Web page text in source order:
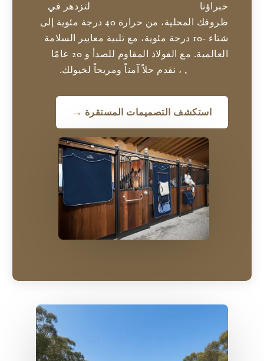
خبراؤنا تصميم اسطبلات مخصصة
لتزدهر في
ظروفك المحلية، من حرارة 40 درجة مئوية إلى
شتاء -10 درجة مئوية، مع تلبية معايير السلامة
العالمية. مع الفولاذ المقاوم للصدأ و 20 عامًا
, ، نقدم حلاً آمناً ومريحاً لخيولك.
استكشف التصميمات المستقرة →